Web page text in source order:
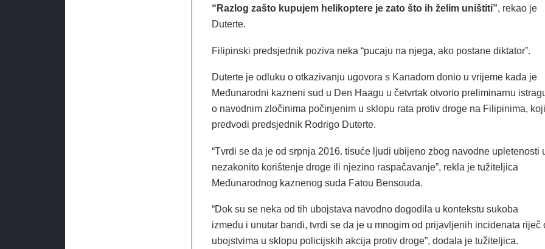
“Razlog zašto kupujem helikoptere je zato što ih želim uništiti”, rekao je
Duterte.
Filipinski predsjednik poziva neka “pucaju na njega, ako postane diktator”.
Duterte je odluku o otkazivanju ugovora s Kanadom donio u vrijeme kada je
Međunarodni kazneni sud u Den Haagu u četvrtak otvorio preliminarnu
o navodnim zločinima počinjenim u sklopu rata protiv droge na Filipinima, koji
predvodi predsjednik Rodrigo Duterte.
“Tvrdi se da je od srpnja 2016. tisuće ljudi ubijeno zbog navodne upletenosti
nezakonito korištenje droge ili njezino raspačavanje”, rekla je tužiteljica
Međunarodnog kaznenog suda Fatou Bensouda.
“Dok su se neka od tih ubojstava navodno dogodila u kontekstu sukoba
između i unutar bandi, tvrdi se da je u mnogim od prijavljenih incidenata riječ
ubojstvima u sklopu policijskih akcija protiv droge”, dodala je tužiteljica.